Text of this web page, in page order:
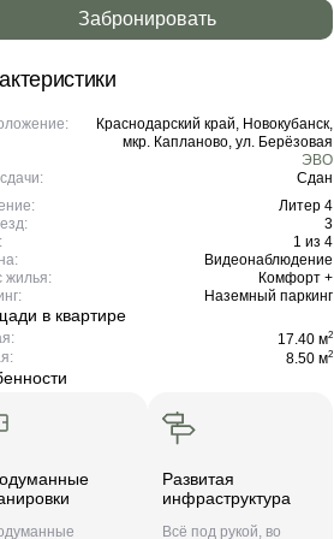
Забронировать
Краснодарский край, Новокубанск,
мкр. Капланово, ул. Берёзовая
ЭВО
Сдан
Литер 4
3
1 из 4
Видеонаблюдение
жилья:
Комфорт +
Наземный паркинг
в квартире
17.40 м2
8.50 м2
Развитая
инфраструктура
Всё под рукой, во